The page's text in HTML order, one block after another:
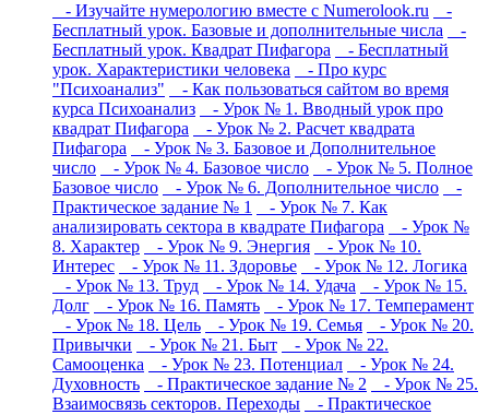
- Изучайте нумерологию вместе с Numerolook.ru
-
Бесплатный урок. Базовые и дополнительные числа
-
Бесплатный урок. Квадрат Пифагора
- Бесплатный
урок. Характеристики человека
- Про курс
"Психоанализ"
- Как пользоваться сайтом во время
курса Психоанализ
- Урок № 1. Вводный урок про
квадрат Пифагора
- Урок № 2. Расчет квадрата
Пифагора
- Урок № 3. Базовое и Дополнительное
число
- Урок № 4. Базовое число
- Урок № 5. Полное
Базовое число
- Урок № 6. Дополнительное число
-
Практическое задание № 1
- Урок № 7. Как
анализировать сектора в квадрате Пифагора
- Урок №
8. Характер
- Урок № 9. Энергия
- Урок № 10.
Интерес
- Урок № 11. Здоровье
- Урок № 12. Логика
- Урок № 13. Труд
- Урок № 14. Удача
- Урок № 15.
Долг
- Урок № 16. Память
- Урок № 17. Темперамент
- Урок № 18. Цель
- Урок № 19. Семья
- Урок № 20.
Привычки
- Урок № 21. Быт
- Урок № 22.
Самооценка
- Урок № 23. Потенциал
- Урок № 24.
Духовность
- Практическое задание № 2
- Урок № 25.
Взаимосвязь секторов. Переходы
- Практическое